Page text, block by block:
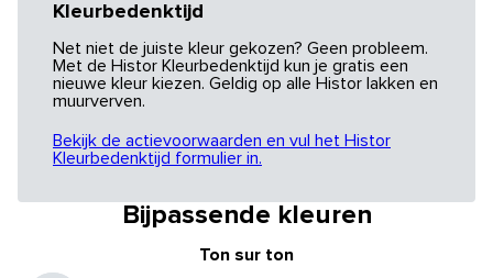
Kleurbedenktijd
Net niet de juiste kleur gekozen? Geen probleem.
Met de Histor Kleurbedenktijd kun je gratis een
nieuwe kleur kiezen. Geldig op alle Histor lakken en
muurverven.
Bekijk de actievoorwaarden en vul het Histor
Kleurbedenktijd formulier in.
Bijpassende kleuren
Ton sur ton